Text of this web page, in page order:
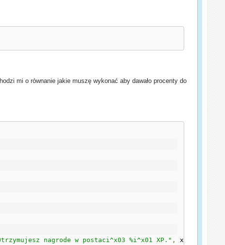
mi o równanie jakie muszę wykonać aby dawało procenty do
nagrode w postaci^x03 %i^x01 XP." , xp